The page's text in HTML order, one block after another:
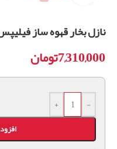
نازل بخار قهوه ساز
7,310,000تومان
-
+